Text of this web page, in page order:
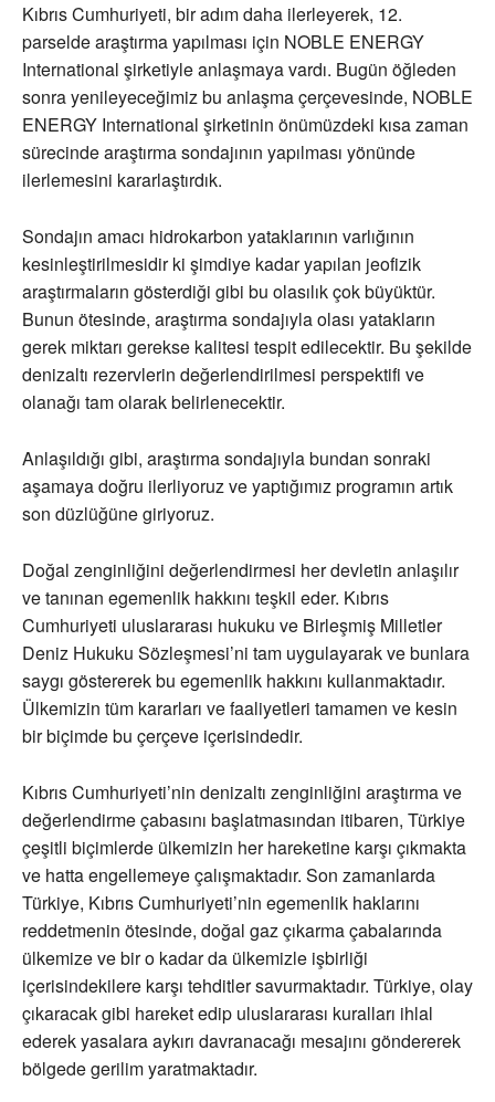
Kıbrıs Cumhuriyeti, bir adım daha ilerleyerek, 12.
parselde araştırma yapılması için NOBLE ENERGY
International şirketiyle anlaşmaya vardı. Bugün öğleden
sonra yenileyeceğimiz bu anlaşma çerçevesinde, NOBLE
ENERGY International şirketinin önümüzdeki kısa zaman
sürecinde araştırma sondajının yapılması yönünde
ilerlemesini kararlaştırdık.
Sondajın amacı hidrokarbon yataklarının varlığının
kesinleştirilmesidir ki şimdiye kadar yapılan jeofizik
araştırmaların gösterdiği gibi bu olasılık çok büyüktür.
Bunun ötesinde, araştırma sondajıyla olası yatakların
gerek miktarı gerekse kalitesi tespit edilecektir. Bu şekilde
denizaltı rezervlerin değerlendirilmesi perspektifi ve
olanağı tam olarak belirlenecektir.
Anlaşıldığı gibi, araştırma sondajıyla bundan sonraki
aşamaya doğru ilerliyoruz ve yaptığımız programın artık
son düzlüğüne giriyoruz.
Doğal zenginliğini değerlendirmesi her devletin anlaşılır
ve tanınan egemenlik hakkını teşkil eder. Kıbrıs
Cumhuriyeti uluslararası hukuku ve Birleşmiş Milletler
Deniz Hukuku Sözleşmesi’ni tam uygulayarak ve bunlara
saygı göstererek bu egemenlik hakkını kullanmaktadır.
Ülkemizin tüm kararları ve faaliyetleri tamamen ve kesin
bir biçimde bu çerçeve içerisindedir.
Kıbrıs Cumhuriyeti’nin denizaltı zenginliğini araştırma ve
değerlendirme çabasını başlatmasından itibaren, Türkiye
çeşitli biçimlerde ülkemizin her hareketine karşı çıkmakta
ve hatta engellemeye çalışmaktadır. Son zamanlarda
Türkiye, Kıbrıs Cumhuriyeti’nin egemenlik haklarını
reddetmenin ötesinde, doğal gaz çıkarma çabalarında
ülkemize ve bir o kadar da ülkemizle işbirliği
içerisindekilere karşı tehditler savurmaktadır. Türkiye, olay
çıkaracak gibi hareket edip uluslararası kuralları ihlal
ederek yasalara aykırı davranacağı mesajını göndererek
bölgede gerilim yaratmaktadır.